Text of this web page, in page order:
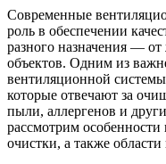
Современные
роль в обеспечении
разного назначения —
объектов. Одним из
вентиляционной
которые отвечают за
пыли, аллергенов и
рассмотрим
очистки, а также